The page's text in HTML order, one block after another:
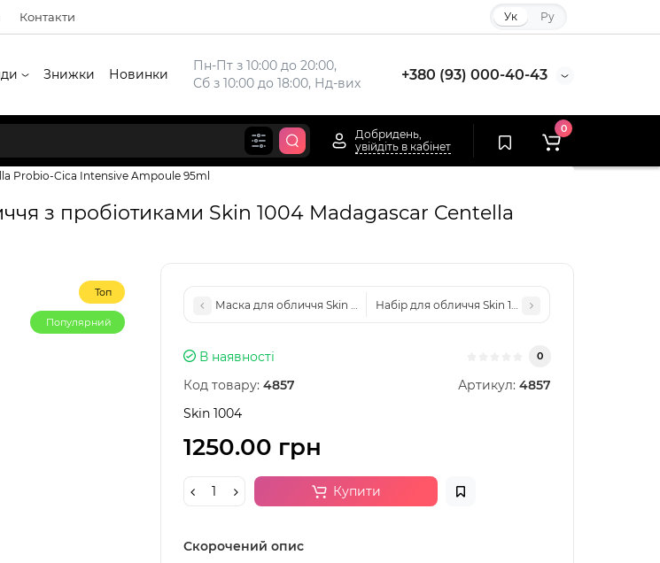
Контакти Ук Ру
Пн-Пт з 10:00 до 20:00,
Сб з 10:00 до 18:00, Нд-вих
+380 (93) 000-40-43
Знижки Новинки
Добридень,
увійдіть в кабінет
0
Probio-Cica Intensive Ampoule 95ml
з пробіотиками Skin 1004 Madagascar Centella
Топ
Популярний
Маска для обличчя Skin 1004 Madagascar Centella Poremizing Clarifying Mask
Набір для обличчя Skin 1004 Madagascar Centella
В наявності 0
Код товару: 4857 Артикул: 4857
Skin 1004
1250.00 грн
Купити
Скорочений опис